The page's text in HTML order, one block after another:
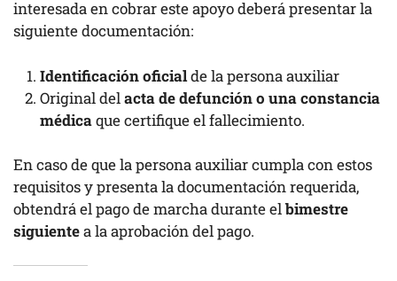
interesada en cobrar este apoyo deberá presentar la
siguiente documentación:
Identificación oficialde la persona auxiliar
Original delacta de defunción o una constancia
médicaque certifique el fallecimiento.
En caso de que la persona auxiliar cumpla con estos
requisitos y presenta la documentación requerida,
obtendrá el pago de marcha durante elbimestre
siguientea la aprobación del pago.